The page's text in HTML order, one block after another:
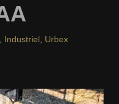
, Industriel , Urbex